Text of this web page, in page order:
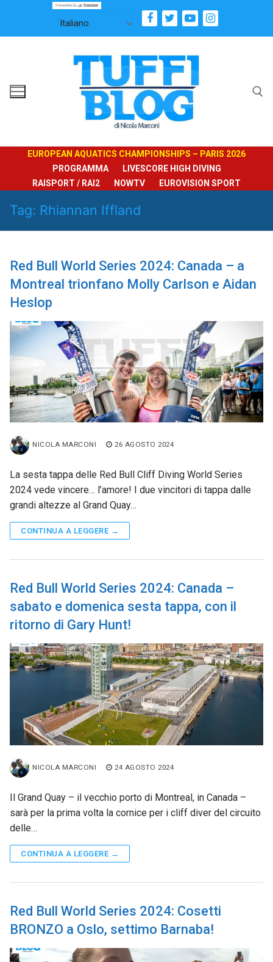
contenuto
EUROPEAN AQUATICS CHAMPIONSHIPS – PARIS 2026
PROGRAMMA
LIVESCORE HIGH DIVING
RAISPORT / RAI2
NOWTV EUROVISION SPORT
Tag: Rhiannan Iffland
Red Bull World Series 2024: Canada – a
Montreal trionfano Molly Carlson e Aidan
Heslop
NICOLA MARCONI 26 AGOSTO 2024
La sesta tappa delle Red Bull Cliff Diving World Series
2024 vede vincere… l’amore! I due vincitori di tappa dalle
grandi altezze al Grand Quay…
CONTINUA A LEGGERE →
Red Bull World Series 2024: Canada –
sabato e domenica sesta tappa, con il
ritorno di Gary Hunt!
NICOLA MARCONI 24 AGOSTO 2024
Il Grand Quay – il vecchio porto di Montreal, in Canada –
sarà per la prima volta la cornice per i cliff diver del circuito
delle…
CONTINUA A LEGGERE →
Red Bull World Series 2024: Cosetti
BRONZO a Oslo, settimo Barnaba!